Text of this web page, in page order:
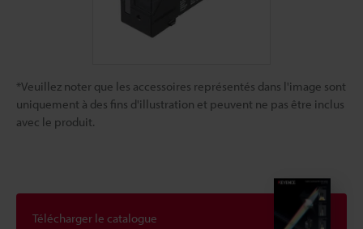
*Veuillez noter que les accessoires représentés dans l'image sont
uniquement à des fins d'illustration et peuvent ne pas être inclus
avec le produit.
Télécharger le catalogue